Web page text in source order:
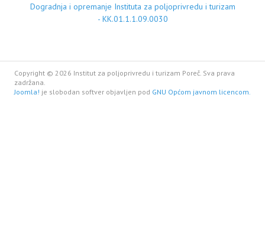
Dogradnja i opremanje Instituta za poljoprivredu i turizam
- KK.01.1.1.09.0030
Copyright © 2026 Institut za poljoprivredu i turizam Poreč. Sva prava
zadržana.
Joomla! je slobodan softver objavljen pod GNU Općom javnom licencom.